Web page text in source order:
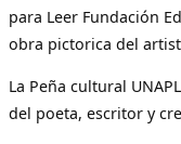
para Leer Fundación
obra pictorica del
La Peña cultural
del poeta, escritor y